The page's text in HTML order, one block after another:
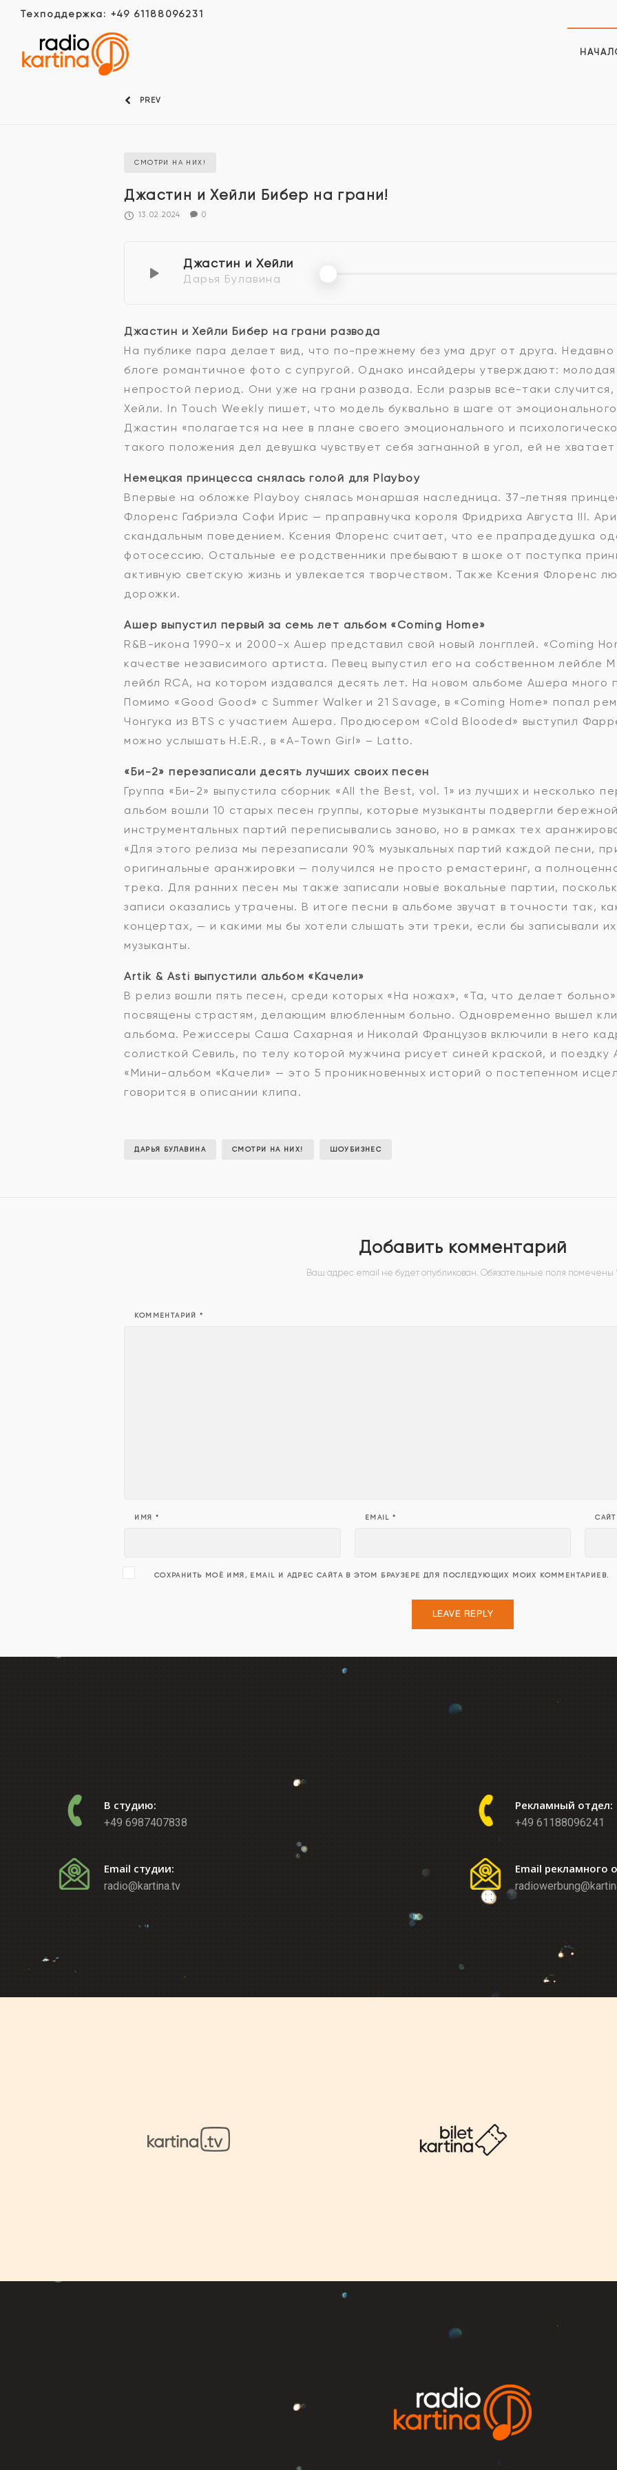
Техподдержка: +49 61188096231
PREV
СМОТРИ НА НИХ!
Джастин и Хейли Бибер на грани!
13.02.2024 0
Джастин и Хейли
Дарья Булавина
Джастин и Хейли Бибер на грани развода
На публике пара делает вид, что по-прежнему без ума друг от друга.
блоге романтичное фото с супругой. Однако инсайдеры утверждают:
непростой период. Они уже на грани развода. Если разрыв все-таки
Хейли. In Touch Weekly пишет, что модель буквально в шаге от
Джастин «полагается на нее в плане своего эмоционального и
такого положения дел девушка чувствует себя загнанной в угол, ей не
Немецкая принцесса снялась голой для Playboy
Впервые на обложке Playboy снялась монаршая наследница. 37-летняя
Флоренс Габриэла Софи Ирис — праправнучка короля Фридриха Августа III.
скандальным поведением. Ксения Флоренс считает, что ее прапрадедушка
фотосессию. Остальные ее родственники пребывают в шоке от поступка
активную светскую жизнь и увлекается творчеством. Также Ксения Флоренс
дорожки.
Ашер выпустил первый за семь лет альбом «Coming Home»
R&B-икона 1990-х и 2000-х Ашер представил свой новый лонгплей. «Coming
качестве независимого артиста. Певец выпустил его на собственном лейбле
лейбл RCA, на котором издавался десять лет. На новом альбоме Ашера много
Помимо «Good Good» с Summer Walker и 21 Savage, в «Coming Home» попал
Чонгука из BTS с участием Ашера. Продюсером «Cold Blooded» выступил
можно услышать H.E.R., в «A-Town Girl» – Latto.
«Би-2» перезаписали десять лучших своих песен
Группа «Би-2» выпустила сборник «All the Best, vol. 1» из лучших и несколько
альбом вошли 10 старых песен группы, которые музыканты подвергли
инструментальных партий переписывались заново, но в рамках тех
«Для этого релиза мы перезаписали 90% музыкальных партий каждой песни,
оригинальные аранжировки — получился не просто ремастеринг, а
трека. Для ранних песен мы также записали новые вокальные партии,
записи оказались утрачены. В итоге песни в альбоме звучат в точности так,
концертах, — и какими мы бы хотели слышать эти треки, если бы записывали
музыканты.
Artik & Asti выпустили альбом «Качели»
В релиз вошли пять песен, среди которых «На ножах», «Та, что делает
посвящены страстям, делающим влюбленным больно. Одновременно вышел
альбома. Режиссеры Саша Сахарная и Николай Французов включили в него
солисткой Севиль, по телу которой мужчина рисует синей краской, и
«Мини-альбом «Качели» — это 5 проникновенных историй о постепенном
говорится в описании клипа.
ДАРЬЯ БУЛАВИНА СМОТРИ НА НИХ! ШОУБИЗНЕС
Добавить комментарий
Ваш адрес email не будет опубликован. Обязательные поля помечены
КОММЕНТАРИЙ*
ИМЯ * EMAIL* САЙТ
СОХРАНИТЬ МОЁ ИМЯ, EMAIL И АДРЕС САЙТА В ЭТОМ БРАУЗЕРЕ ДЛЯ ПОСЛЕДУЮЩИХ МОИХ КОММЕНТАРИЕВ.
В студию:
+49 6987407838
Email студии:
radio@kartina.tv
Рекламный отдел:
+49 61188096241
Email рекламного